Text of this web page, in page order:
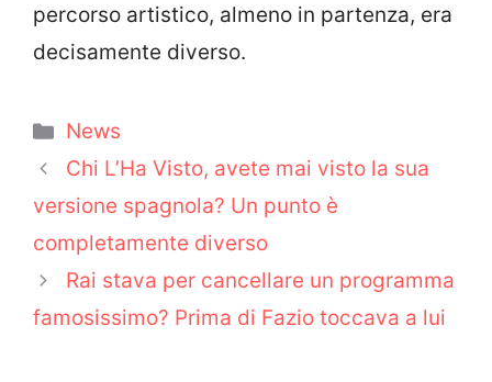
percorso artistico, almeno in partenza, era
decisamente diverso.
Categorie
News
Chi L’Ha Visto, avete mai visto la sua
versione spagnola? Un punto è
completamente diverso
Rai stava per cancellare un programma
famosissimo? Prima di Fazio toccava a lui